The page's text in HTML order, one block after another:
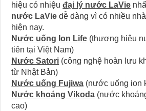
hiệu có nhiệuđại lý nước LaVie
nước LaVie dễ dàng vì có nhiều
hiện nay.
Nước uống Ion Life (thương hiệu
tiên tại Việt Nam)
Nước Satori (công nghệ hoàn lưu
từ Nhật Bản)
Nước uống Fujiwa (nước uống ion
Nước khoáng Vikoda (nước
cao)